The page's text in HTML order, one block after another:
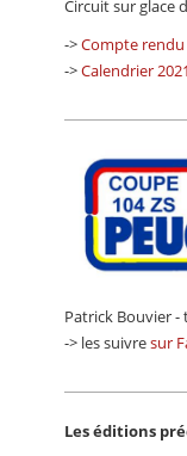
VIDEO
Circuit sur glace
->Compte rendu
->Calendrier
Patrick Bouvier -
-> les suivresur
Les éditions